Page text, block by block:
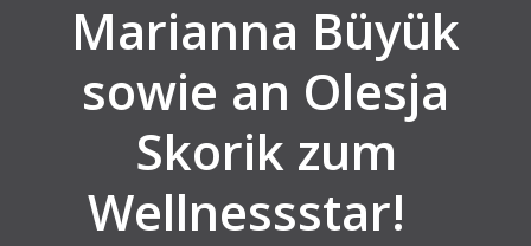
Marianna Büyük
sowie an Olesja
Skorik zum
Wellnessstar!